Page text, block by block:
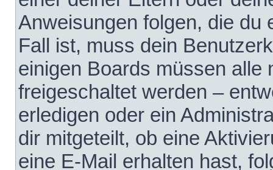
Anweisungen folgen, die du
Fall ist, muss dein
einigen Boards müssen alle
freigeschaltet werden –
erledigen oder ein
dir mitgeteilt, ob eine
eine E-Mail erhalten hast,